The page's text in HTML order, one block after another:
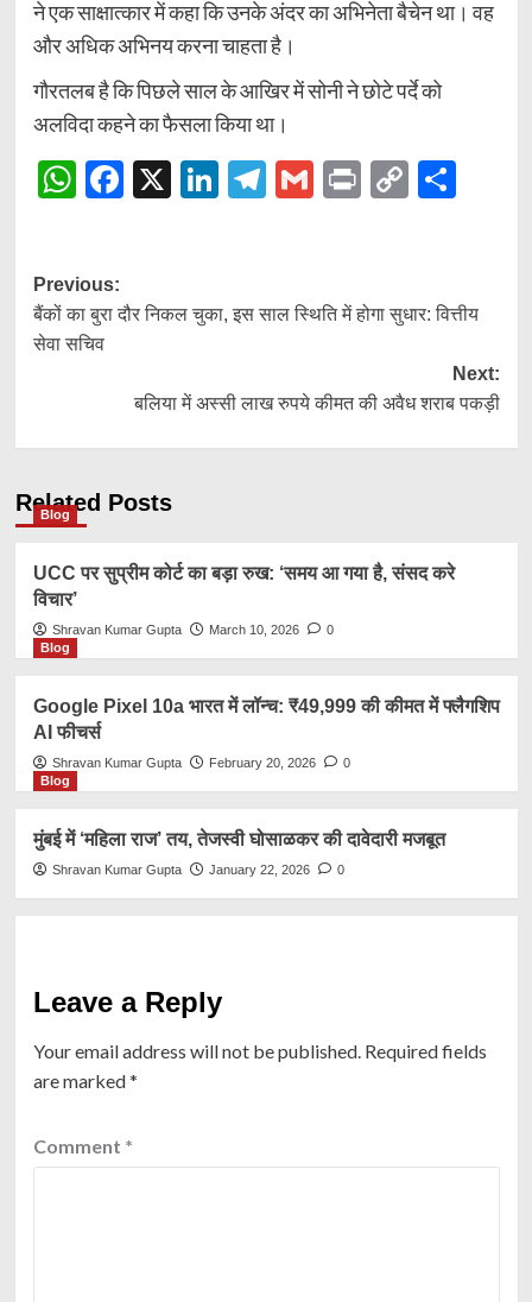
ने एक साक्षात्कार में कहा कि उनके अंदर का अभिनेता बैचेन था। वह
और अधिक अभिनय करना चाहता है।
गौरतलब है कि पिछले साल के आखिर में सोनी ने छोटे पर्दे को
अलविदा कहने का फैसला किया था।
WhatsApp
Facebook
X LinkedIn
Telegram
Gmail
Print
Copy
Post
navigation
Previous:
बैंकों का बुरा दौर निकल चुका, इस साल स्थिति में होगा सुधार: वित्तीय
सेवा सचिव
Next:
बलिया में अस्सी लाख रुपये कीमत की अवैध शराब पकड़ी
Related Posts
Blog
UCC पर सुप्रीम कोर्ट का बड़ा रुख: ‘समय आ गया है, संसद करे
विचार’
Shravan Kumar Gupta March 10, 2026
0
Blog
Google Pixel 10a भारत में लॉन्च: ₹49,999 की कीमत में फ्लैगशिप
AI फीचर्स
Shravan Kumar Gupta February 20, 2026
0
Blog
मुंबई में ‘महिला राज’ तय, तेजस्वी घोसाळकर की दावेदारी मजबूत
Shravan Kumar Gupta January 22, 2026 0
Leave a Reply
Your email address will not be published. Required fields
are marked*
Comment *